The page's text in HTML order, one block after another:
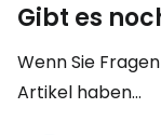
Gibt es
Wenn Sie
Artikel haben...